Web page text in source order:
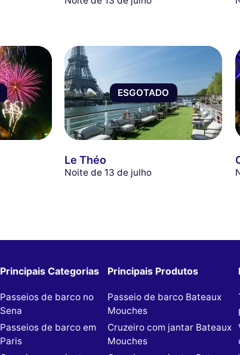
ESGOTADO
Le Théo
Noite de 13 de julho
Principais Categorias
Passeios de barco no
Sena
Passeios de barco em
Paris
Principais Produtos
Passeio de barco Bateaux
Mouches
Cruzeiro com jantar Bateaux
Mouches